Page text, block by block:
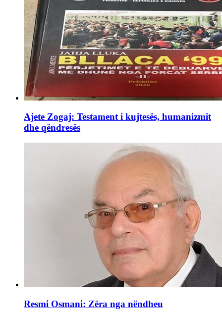
Ajete Zogaj: Testament i kujtesës, humanizmit
dhe qëndresës
Resmi Osmani: Zëra nga nëndheu